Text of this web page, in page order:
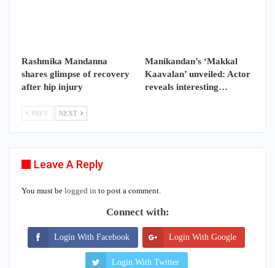
Rashmika Mandanna
shares glimpse of recovery
after hip injury
Manikandan’s ‘Makkal
Kaavalan’ unveiled: Actor
reveals interesting…
PREV NEXT
Leave A Reply
You must be logged in to post a comment.
Connect with:
Login With Facebook Login With Google
Login With Twitter